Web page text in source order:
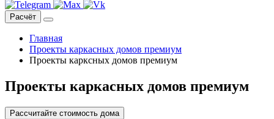
Расчёт
Главная
Проекты каркасных домов премиум
Проекты карксных домов премиум
Проекты каркасных домов премиум
Рассчитайте стоимость дома